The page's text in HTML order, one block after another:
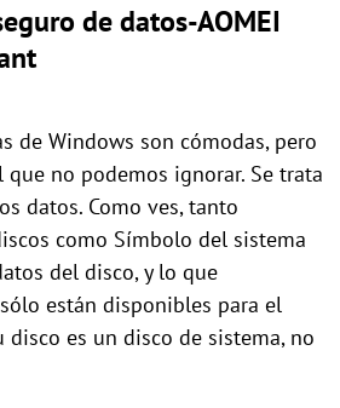
de datos-AOMEI
de Windows son cómodas, pero
no podemos ignorar. Se trata
datos. Como ves, tanto
como Símbolo del sistema
del disco, y lo que
están disponibles para el
disco es un disco de sistema, no